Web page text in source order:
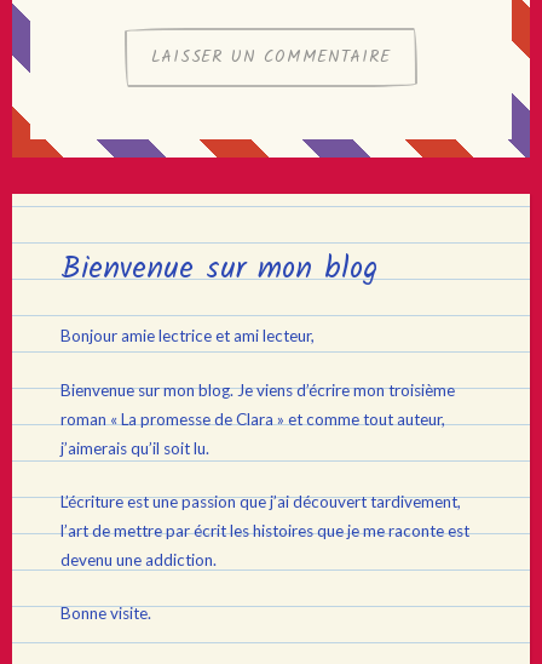
Bienvenue sur mon blog
Bonjour amie lectrice et ami lecteur,
Bienvenue sur mon blog. Je viens d’écrire mon troisième
roman « La promesse de Clara » et comme tout auteur,
j’aimerais qu’il soit lu.
L’écriture est une passion que j’ai découvert tardivement,
l’art de mettre par écrit les histoires que je me raconte est
devenu une addiction.
Bonne visite.